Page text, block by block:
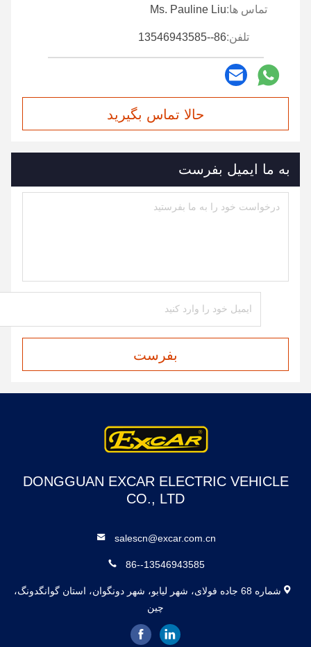
تماس ها:Ms. Pauline Liu
تلفن:86--13546943585
حالا تماس بگیرید
به ما ایمیل بفرست
بفرست
DONGGUAN EXCAR ELECTRIC VEHICLE
CO., LTD
salescn@excar.com.cn
86--13546943585
شماره 68 جاده فولای، شهر لیابو، شهر دونگوان، استان گوانگدونگ،
چین